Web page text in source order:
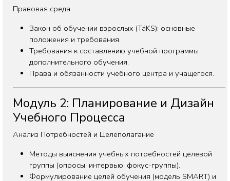
Правовая среда
Закон об обучении взрослых (TäKS): основные
положения и требования.
Требования к составлению учебной программы
дополнительного обучения.
Права и обязанности учебного центра и учащегося.
Модуль 2: Планирование и Дизайн
Учебного Процесса
Анализ Потребностей и Целеполагание
Методы выяснения учебных потребностей целевой
группы (опросы, интервью, фокус-группы).
Формулирование целей обучения (модель SMART) и